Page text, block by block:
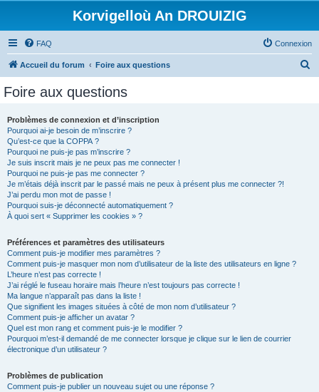
Korvigelloù An DROUIZIG
FAQ Connexion
Accueil du forum Foire aux questions
Foire aux questions
Problèmes de connexion et d’inscription
Pourquoi ai-je besoin de m’inscrire ?
Qu’est-ce que la COPPA ?
Pourquoi ne puis-je pas m’inscrire ?
Je suis inscrit mais je ne peux pas me connecter !
Pourquoi ne puis-je pas me connecter ?
Je m’étais déjà inscrit par le passé mais ne peux à présent plus me connecter ?!
J’ai perdu mon mot de passe !
Pourquoi suis-je déconnecté automatiquement ?
À quoi sert « Supprimer les cookies » ?
Préférences et paramètres des utilisateurs
Comment puis-je modifier mes paramètres ?
Comment puis-je masquer mon nom d’utilisateur de la liste des utilisateurs en ligne ?
L’heure n’est pas correcte !
J’ai réglé le fuseau horaire mais l’heure n’est toujours pas correcte !
Ma langue n’apparaît pas dans la liste !
Que signifient les images situées à côté de mon nom d’utilisateur ?
Comment puis-je afficher un avatar ?
Quel est mon rang et comment puis-je le modifier ?
Pourquoi m’est-il demandé de me connecter lorsque je clique sur le lien de courrier
électronique d’un utilisateur ?
Problèmes de publication
Comment puis-je publier un nouveau sujet ou une réponse ?